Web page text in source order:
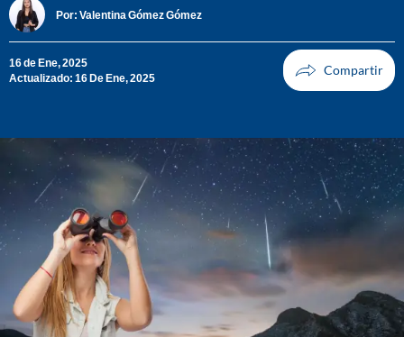
Por: Valentina Gómez Gómez
16 de Ene, 2025
Actualizado: 16 De Ene, 2025